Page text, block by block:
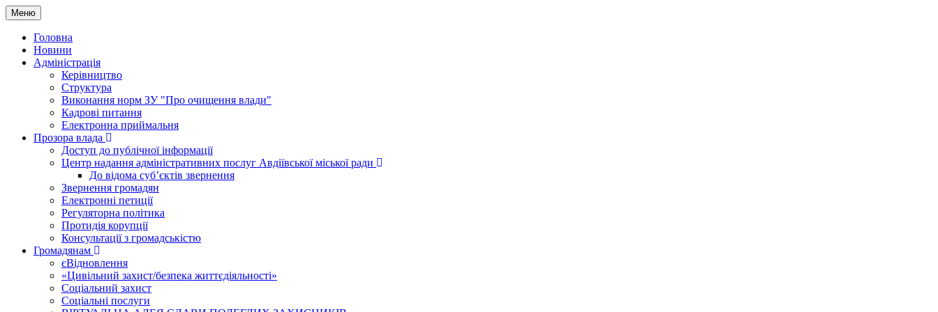
Меню
Головна
Новини
Адміністрація
Керівництво
Структура
Виконання норм ЗУ "Про очищення влади"
Кадрові питання
Електронна приймальня
Прозора влада
Доступ до публічної інформації
Центр надання адміністративних послуг Авдіївської міської ради
До відома суб’єктів звернення
Звернення громадян
Електронні петиції
Регуляторна політика
Протидія корупції
Консультації з громадськістю
Громадянам
єВідновлення
«Цивільний захист/безпека життєдіяльності»
Соціальний захист
Соціальні послуги